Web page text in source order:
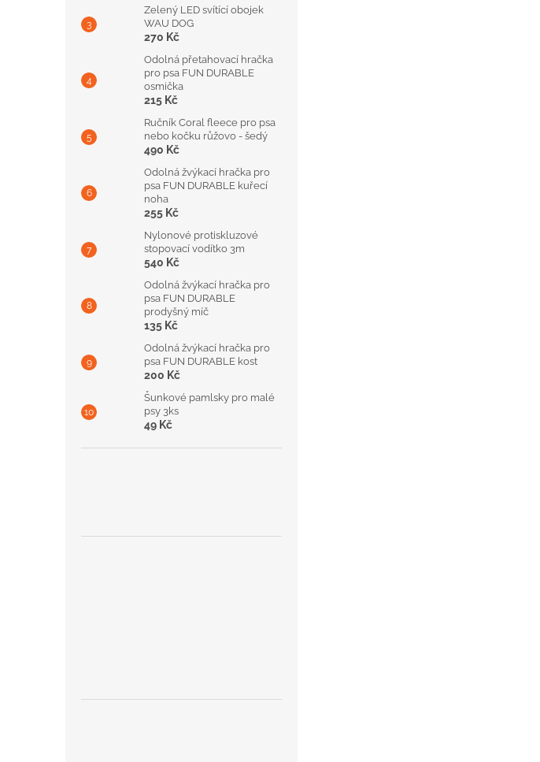
Zelený LED svítící obojek
WAU DOG
270 Kč
Odolná přetahovací hračka
pro psa FUN DURABLE
osmička
215 Kč
Ručník Coral fleece pro psa
nebo kočku růžovo - šedý
490 Kč
Odolná žvýkací hračka pro
psa FUN DURABLE kuřecí
noha
255 Kč
Nylonové protiskluzové
stopovací vodítko 3m
540 Kč
Odolná žvýkací hračka pro
psa FUN DURABLE
prodyšný míč
135 Kč
Odolná žvýkací hračka pro
psa FUN DURABLE kost
200 Kč
Šunkové pamlsky pro malé
psy 3ks
49 Kč